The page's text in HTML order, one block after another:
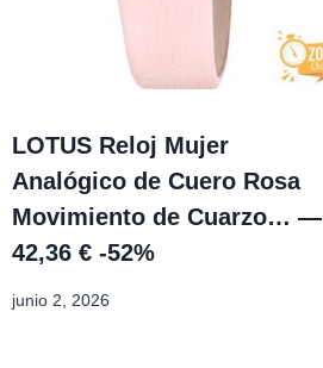
LOTUS Reloj Mujer
Analógico de Cuero Rosa
Movimiento de Cuarzo… —
42,36 € -52%
junio 2, 2026